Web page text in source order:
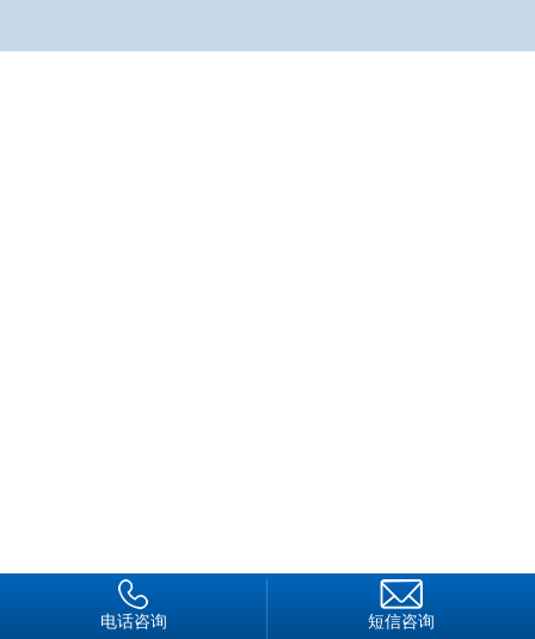
电话咨询 短信咨询